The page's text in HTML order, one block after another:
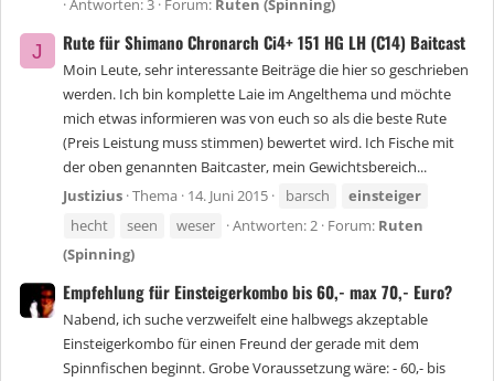
Antworten: 3 Forum: Ruten (Spinning)
J Rute für Shimano Chronarch Ci4+ 151 HG LH (C14) Baitcast
Moin Leute, sehr interessante Beiträge die hier so geschrieben
werden. Ich bin komplette Laie im Angelthema und möchte
mich etwas informieren was von euch so als die beste Rute
(Preis Leistung muss stimmen) bewertet wird. Ich Fische mit
der oben genannten Baitcaster, mein Gewichtsbereich...
Justizius Thema 14. Juni 2015 barsch
einsteiger
hecht
seen weser Antworten: 2 Forum: Ruten
(Spinning)
Empfehlung für Einsteigerkombo bis 60,- max 70,- Euro?
Nabend, ich suche verzweifelt eine halbwegs akzeptable
Einsteigerkombo für einen Freund der gerade mit dem
Spinnfischen beginnt. Grobe Voraussetzung wäre: - 60,- bis